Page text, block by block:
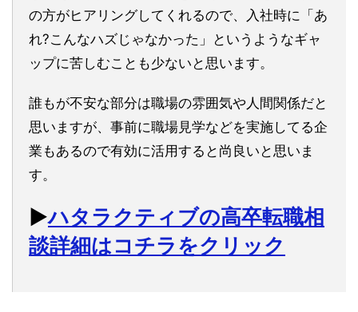
の方がヒアリングしてくれるので、入社時に「あ
れ?こんなハズじゃなかった」というようなギャ
ップに苦しむことも少ないと思います。
誰もが不安な部分は職場の雰囲気や人間関係だと
思いますが、事前に職場見学などを実施してる企
業もあるので有効に活用すると尚良いと思いま
す。
▶︎ハタラクティブの高卒転職相
談詳細はコチラをクリック